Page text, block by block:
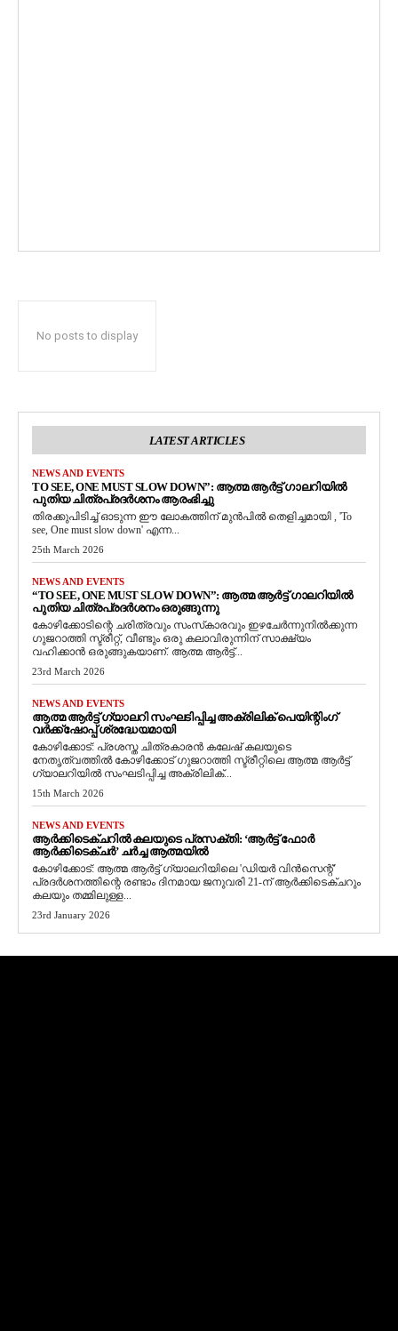
No posts to display
LATEST ARTICLES
NEWS AND EVENTS
TO SEE, ONE MUST SLOW DOWN”: ആത്മ ആർട്ട് ഗാലറിയിൽ
പുതിയ ചിത്രപ്രദർശനം ആരംഭിച്ചു
തിരക്കുപിടിച്ച് ഓടുന്ന ഈ ലോകത്തിന് മുൻപിൽ തെളിച്ചമായി , 'To
see, One must slow down' എന്ന...
25th March 2026
NEWS AND EVENTS
“TO SEE, ONE MUST SLOW DOWN”: ആത്മ ആർട്ട് ഗാലറിയിൽ
പുതിയ ചിത്രപ്രദർശനം ഒരുങ്ങുന്നു
കോഴിക്കോടിന്റെ ചരിത്രവും സംസ്‌കാരവും ഇഴചേർന്നുനിൽക്കുന്ന
ഗുജറാത്തി സ്ട്രീറ്റ്, വീണ്ടും ഒരു കലാവിരുന്നിന് സാക്ഷ്യം
വഹിക്കാൻ ഒരുങ്ങുകയാണ്. ആത്മ ആർട്ട്...
23rd March 2026
NEWS AND EVENTS
ആത്മ ആർട്ട് ഗ്യാലറി സംഘടിപ്പിച്ച അക്രിലിക് പെയിന്റിംഗ്
വർക്ക്‌ഷോപ്പ് ശ്രദ്ധേയമായി
കോഴിക്കോട്: പ്രശസ്ത ചിത്രകാരൻ കലേഷ് കലയുടെ
നേതൃത്വത്തിൽ കോഴിക്കോട് ഗുജറാത്തി സ്ട്രീറ്റിലെ ആത്മ ആർട്ട്
ഗ്യാലറിയിൽ സംഘടിപ്പിച്ച അക്രിലിക്...
15th March 2026
NEWS AND EVENTS
ആർക്കിടെക്ചറിൽ കലയുടെ പ്രസക്തി: ‘ആർട്ട് ഫോർ
ആർക്കിടെക്ചർ’ ചർച്ച ആത്മയിൽ
​കോഴിക്കോട്: ആത്മ ആർട്ട് ഗ്യാലറിയിലെ 'ഡിയർ വിൻസെന്റ്'
പ്രദർശനത്തിന്റെ രണ്ടാം ദിനമായ ജനുവരി 21-ന് ആർക്കിടെക്ചറും
കലയും തമ്മിലുള്ള...
23rd January 2026